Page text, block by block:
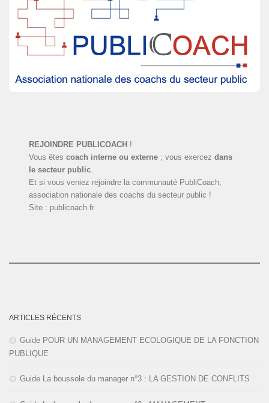
REJOINDRE PUBLICOACH !
Vous êtescoach interne ou externe ; vous exercezdans
le secteur public.
Et si vous veniez rejoindre la communauté PubliCoach,
association nationale des coachs du secteur public !
Site : publicoach.fr
ARTICLES RÉCENTS
Guide POUR UN MANAGEMENT ECOLOGIQUE DE LA FONCTION
PUBLIQUE
Guide La boussole du manager n°3 : LA GESTION DE CONFLITS